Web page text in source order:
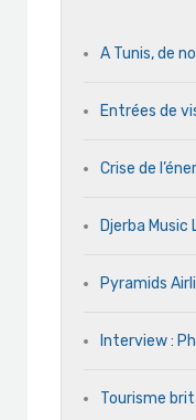
A Tunis, de
Entrées de
Crise de
Djerba
Pyramids
Interview :
Tourisme